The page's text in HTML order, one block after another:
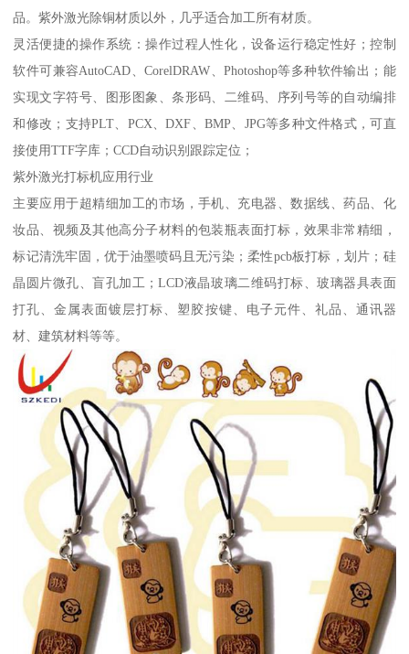
品。紫外激光除铜材质以外，几乎适合加工所有材质。
灵活便捷的操作系统：操作过程人性化，设备运行稳定性好；控制
软件可兼容AutoCAD、CorelDRAW、Photoshop等多种软件输出；能
实现文字符号、图形图象、条形码、二维码、序列号等的自动编排
和修改；支持PLT、PCX、DXF、BMP、JPG等多种文件格式，可直
接使用TTF字库；CCD自动识别跟踪定位；
紫外激光打标机应用行业
主要应用于超精细加工的市场，手机、充电器、数据线、药品、化
妆品、视频及其他高分子材料的包装瓶表面打标，效果非常精细，
标记清洗牢固，优于油墨喷码且无污染；柔性pcb板打标，划片；硅
晶圆片微孔、盲孔加工；LCD液晶玻璃二维码打标、玻璃器具表面
打孔、金属表面镀层打标、塑胶按键、电子元件、礼品、通讯器
材、建筑材料等等。